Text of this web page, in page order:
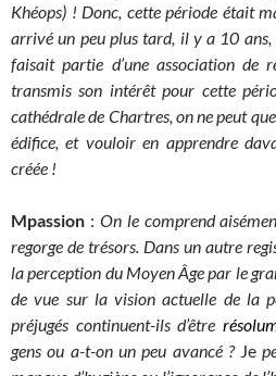
Khéops) ! Donc, cette période était
arrivé un peu plus tard, il y a 10
faisait partie d’une association de
transmis son intérêt pour cette
cathédrale de Chartres, on ne peut
édifice, et vouloir en apprendre
créée !
Mpassion : On le comprend
regorge de trésors. Dans un autre
la perception du Moyen Âgepar le
de vue sur la vision actuelle de la
préjugés continuent-ils d’être
gensou a-t-on un peu avancé ?Je